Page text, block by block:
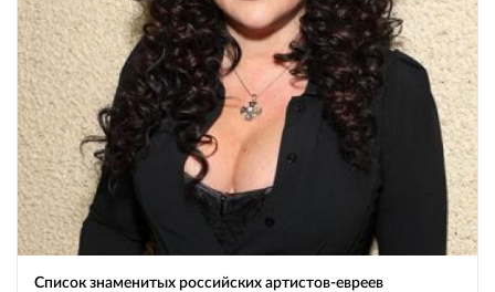
Список знаменитых российских артистов-евреев